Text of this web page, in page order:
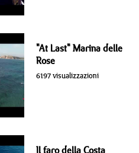
"At Last" Marina delle
Rose
6197 visualizzazioni
Il faro della Costa